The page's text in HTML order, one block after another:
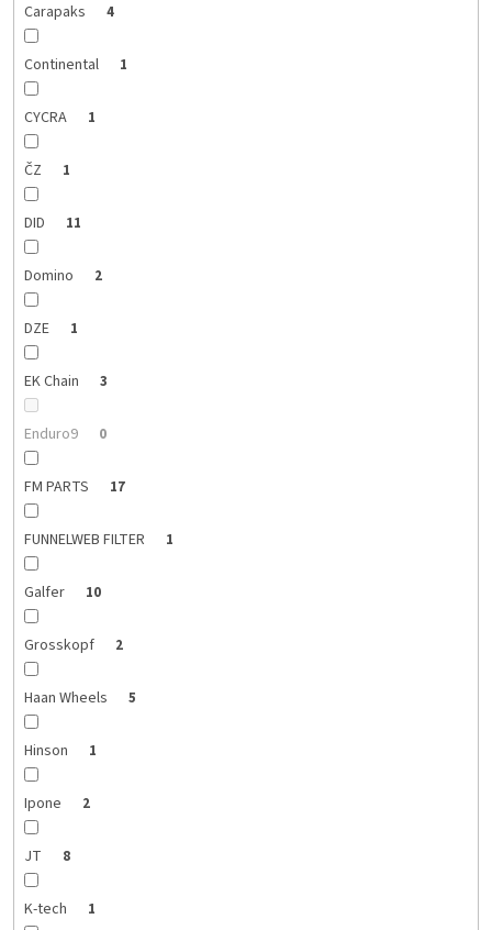
Carapaks 4
Continental 1
CYCRA 1
ČZ 1
DID 11
Domino 2
DZE 1
EK Chain 3
Enduro9 0
FM PARTS 17
FUNNELWEB FILTER 1
Galfer 10
Grosskopf 2
Haan Wheels 5
Hinson 1
Ipone 2
JT 8
K-tech 1